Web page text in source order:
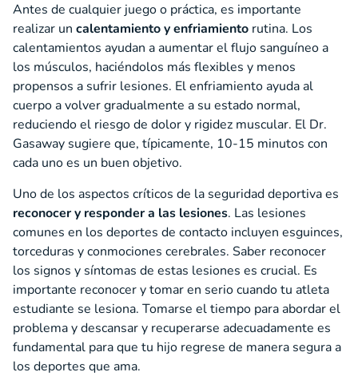
Antes de cualquier juego o práctica, es importante
realizar un calentamiento y enfriamiento rutina. Los
calentamientos ayudan a aumentar el flujo sanguíneo a
los músculos, haciéndolos más flexibles y menos
propensos a sufrir lesiones. El enfriamiento ayuda al
cuerpo a volver gradualmente a su estado normal,
reduciendo el riesgo de dolor y rigidez muscular. El Dr.
Gasaway sugiere que, típicamente, 10-15 minutos con
cada uno es un buen objetivo.
Uno de los aspectos críticos de la seguridad deportiva es
reconocer y responder a las lesiones. Las lesiones
comunes en los deportes de contacto incluyen esguinces,
torceduras y conmociones cerebrales. Saber reconocer
los signos y síntomas de estas lesiones es crucial. Es
importante reconocer y tomar en serio cuando tu atleta
estudiante se lesiona. Tomarse el tiempo para abordar el
problema y descansar y recuperarse adecuadamente es
fundamental para que tu hijo regrese de manera segura a
los deportes que ama.